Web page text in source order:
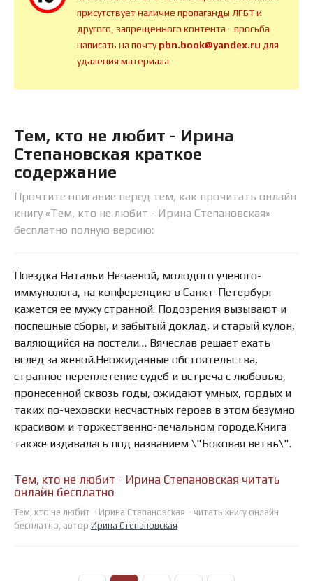
присутствует наличие пропаганды ЛГБТ и
другого, запрещенного контента - просьба
написать на почтуpbn.book@yandex.ru для
удаления материала
Тем, кто не любит - Ирина
Степановская краткое
содержание
Прочтите описание перед тем, как прочитать онлайн
книгу «Тем, кто не любит - Ирина Степановская»
бесплатно полную версию:
Поездка Натальи Нечаевой, молодого ученого-
иммунолога, на конференцию в Санкт-Петербург
кажется ее мужу странной. Подозрения вызывают и
поспешные сборы, и забытый доклад, и старый кулон,
валяющийся на постели… Вячеслав решает ехать
вслед за женой.Неожиданные обстоятельства,
странное переплетение судеб и встреча с любовью,
пронесенной сквозь годы, ожидают умных, гордых и
таких по-чеховски несчастных героев в этом безумно
красивом и торжественно-печальном городе.Книга
также издавалась под названием \"Боковая ветвь\".
Тем, кто не любит - Ирина Степановская читать
онлайн бесплатно
Тем, кто не любит - Ирина Степановская - читать книгу онлайн
бесплатно, автор Ирина Степановская